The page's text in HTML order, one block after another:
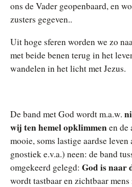
ons de Vader geopenbaard, en
zusters gegeven..
Uit hoge sferen worden we zo
met beide benen terug in het
wandelen in het licht met Jezus.
De band met God wordt m.a.w.
wij ten hemel opklimmenen de
mooie, soms lastige aardse
gnostiek e.v.a.) neen: de band
omgekeerd gelegd: God is naar
wordt tastbaar en zichtbaar